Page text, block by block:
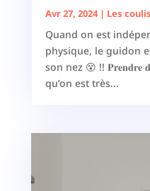
Avr 27, 2024| Les
Quand on est
physique, le guidon
son nez 😵 !! 𝐏𝐫𝐞𝐧𝐝𝐫𝐞 𝐝𝐮
qu’on est très...